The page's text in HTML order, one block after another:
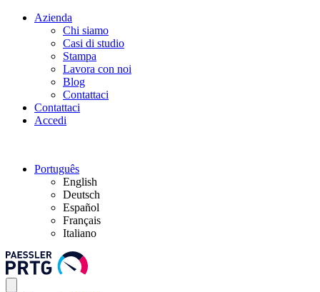
Azienda
Chi siamo
Casi di studio
Stampa
Lavora con noi
Blog
Contattaci
Contattaci
Accedi
Português
English
Deutsch
Español
Français
Italiano